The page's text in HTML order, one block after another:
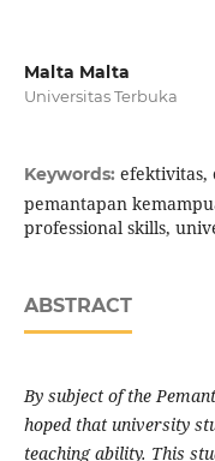
Malta Malta
Universitas Terbuka
Keywords: efektivitas,
pemantapan
professional skills,
ABSTRACT
By subject of the
hoped that university
teaching ability. This